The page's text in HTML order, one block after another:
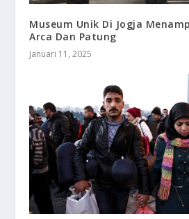
Museum Unik Di Jogja
Arca Dan Patung
Januari 11, 2025